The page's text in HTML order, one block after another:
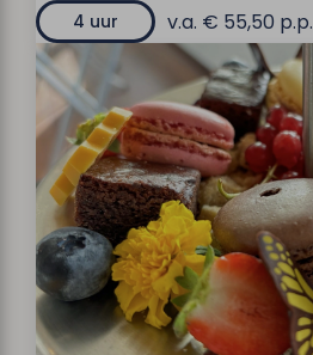
4 uur
v.a. € 55,50 p.p.